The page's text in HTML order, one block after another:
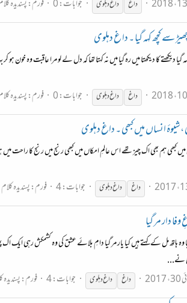
داغ داغدہلوی جوابات: 0 فورم:پسندیدہ
سے کچھ کہہ گیا ۔ دا غ دہلوی
کا دیکھتا میں رہ گیا میں نہ کہتا تھا کہ دل لے لو مرا عاقبت وہ خون
داغ داغدہلوی جوابات: 0 فورم:پسندیدہ
،شیوۂ انساں میں کبھی ۔ داغ دہلوی
میں کبھی ہم بھی اک چیز تھے اس عالمِ امکاں میں کبھی رنج میں رنج کا
داغ داغدہلوی جوابات: 4 فورم:پسندیدہ کلام
دار مر گیا
وہ ہاتھ مل کے کہتے ہیں کیا یار مر گیا دامِ بلائے عشق کی وہ کشمکش
نے...
داغ داغدہلوی جوابات: 4 فورم: